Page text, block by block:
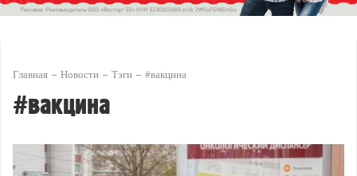
Главная Новости Тэги #вакцина
#вакцина